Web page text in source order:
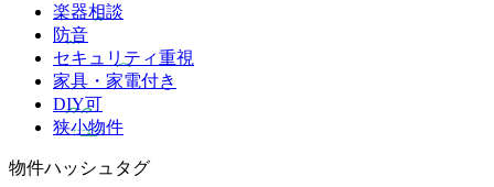
楽器相談
防音
セキュリティ重視
家具・家電付き
DIY可
狭小物件
物件ハッシュタグ